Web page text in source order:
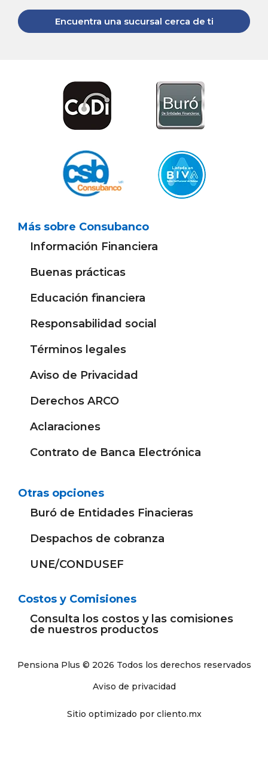
Encuentra una sucursal cerca de ti
Más sobre Consubanco
Información Financiera
Buenas prácticas
Educación financiera
Responsabilidad social
Términos legales
Aviso de Privacidad
Derechos ARCO
Aclaraciones
Contrato de Banca Electrónica
Otras opciones
Buró de Entidades Finacieras
Despachos de cobranza
UNE/CONDUSEF
Costos y Comisiones
Consulta los costos y las comisiones
de nuestros productos
Pensiona Plus © 2026 Todos los derechos reservados
Aviso de privacidad
Sitio optimizado por cliento.mx